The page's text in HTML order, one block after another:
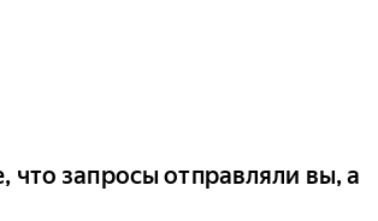
что запросы отправляли вы, а